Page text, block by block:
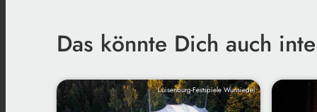
Das könnte Dich auch
Luisenburg-Festspiele Wunsiedel